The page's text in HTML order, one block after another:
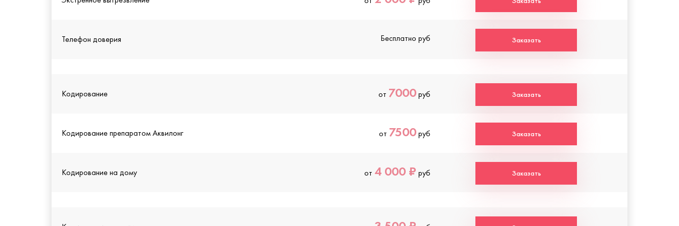
Телефон доверия Бесплатно руб Заказать
Кодирование от 7000руб Заказать
Кодирование препаратом Аквилонг от 7500руб Заказать
Кодирование на дому от 4 000 ₽ руб Заказать